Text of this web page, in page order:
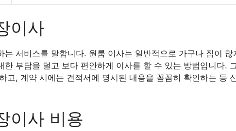
이사
서비스를 말합니다. 원룸 이사는 일반적으로 가구나 짐이
부담을 덜고 보다 편안하게 이사를 할 수 있는 방법입니다.
고, 계약 시에는 견적서에 명시된 내용을 꼼꼼히 확인하는 등
이사 비용